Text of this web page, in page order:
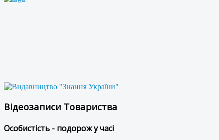
Відеозаписи Товариства
Особистість - подорож у часі